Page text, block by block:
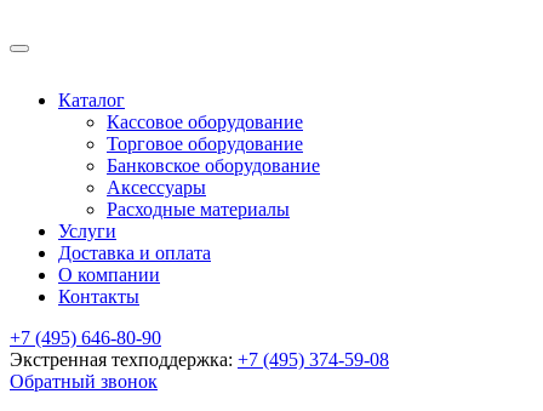
Каталог
Кассовое оборудование
Торговое оборудование
Банковское оборудование
Аксессуары
Расходные материалы
Услуги
Доставка и оплата
О компании
Контакты
+7 (495) 646-80-90
Экстренная техподдержка: +7 (495) 374-59-08
Обратный звонок